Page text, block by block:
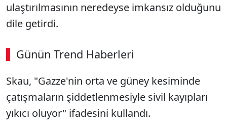
ulaştırılmasının neredeyse imkansız olduğunu
dile getirdi.
Günün Trend Haberleri
Skau, "Gazze'nin orta ve güney kesiminde
çatışmaların şiddetlenmesiyle sivil kayıpları
yıkıcı oluyor" ifadesini kullandı.